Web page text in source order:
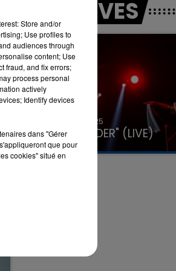
LES LIVES
31 janvier 2025
GIMS "SPIDER" (LIVE)
Store and/or
Use profiles to
audiences through
content; Use
fraud, and fix errors;
process personal
actively
Identify devices
dans "Gérer
que pour
cookies" situé en